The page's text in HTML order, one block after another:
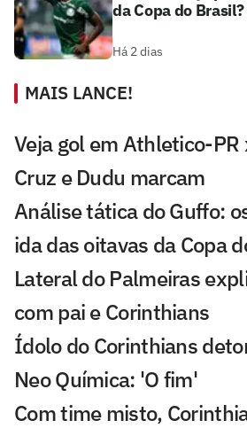
da Copa do
Há 2 dias
MAIS LANCE!
Veja gol em Athletico-PR
Cruz e Dudu marcam
Análise tática do Guffo:
ida das oitavas da Copa
Lateral do Palmeiras
com pai e Corinthians
Ídolo do Corinthians
Neo Química: 'O fim'
Com time misto,